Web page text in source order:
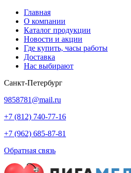
Главная
О компании
Каталог продукции
Новости и акции
Где купить, часы работы
Доставка
Нас выбирают
Санкт-Петербург
9858781@mail.ru
+7 (812) 740-77-16
+7 (962) 685-87-81
Обратная связь